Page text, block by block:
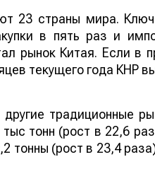
23 страны мира.
в пять раз и
рынок Китая. Если в
текущего года КНР
традиционные
тонн (рост в 22,6
тонны (рост в 23,4